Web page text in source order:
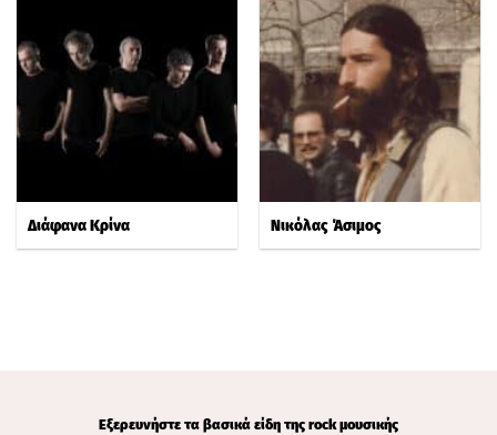
Διάφανα Κρίνα Νικόλας Άσιμος
Εξερευνήστε τα βασικά είδη της rock μουσικής